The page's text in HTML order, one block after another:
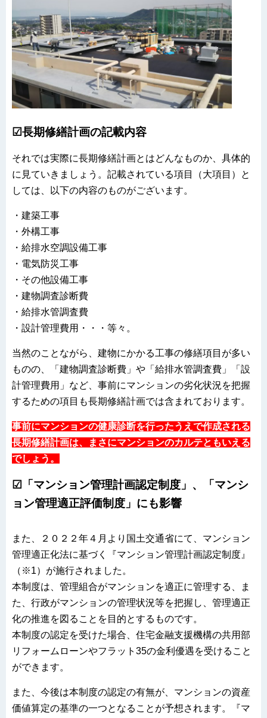
☑長期修繕計画の記載内容
それでは実際に長期修繕計画とはどんなものか、具体的
に見ていきましょう。記載されている項目（大項目）と
しては、以下の内容のものがございます。
・建築工事
・外構工事
・給排水空調設備工事
・電気防災工事
・その他設備工事
・建物調査診断費
・給排水管調査費
・設計管理費用・・・等々。
当然のことながら、建物にかかる工事の修繕項目が多い
ものの、「建物調査診断費」や「給排水管調査費」「設
計管理費用」など、事前にマンションの劣化状況を把握
するための項目も長期修繕計画では含まれております。
事前にマンションの健康診断を行ったうえで作成される
長期修繕計画は、まさにマンションのカルテともいえる
でしょう。
☑「マンション管理計画認定制度」、「マンシ
ョン管理適正評価制度」にも影響
また、２０２２年４月より国土交通省にて、マンション
管理適正化法に基づく『マンション管理計画認定制度』
（※1）が施行されました。
本制度は、管理組合がマンションを適正に管理する、ま
た、行政がマンションの管理状況等を把握し、管理適正
化の推進を図ることを目的とするものです。
本制度の認定を受けた場合、住宅金融支援機構の共用部
リフォームローンやフラット35の金利優遇を受けること
ができます。
また、今後は本制度の認定の有無が、マンションの資産
価値算定の基準の一つとなることが予想されます。『マ